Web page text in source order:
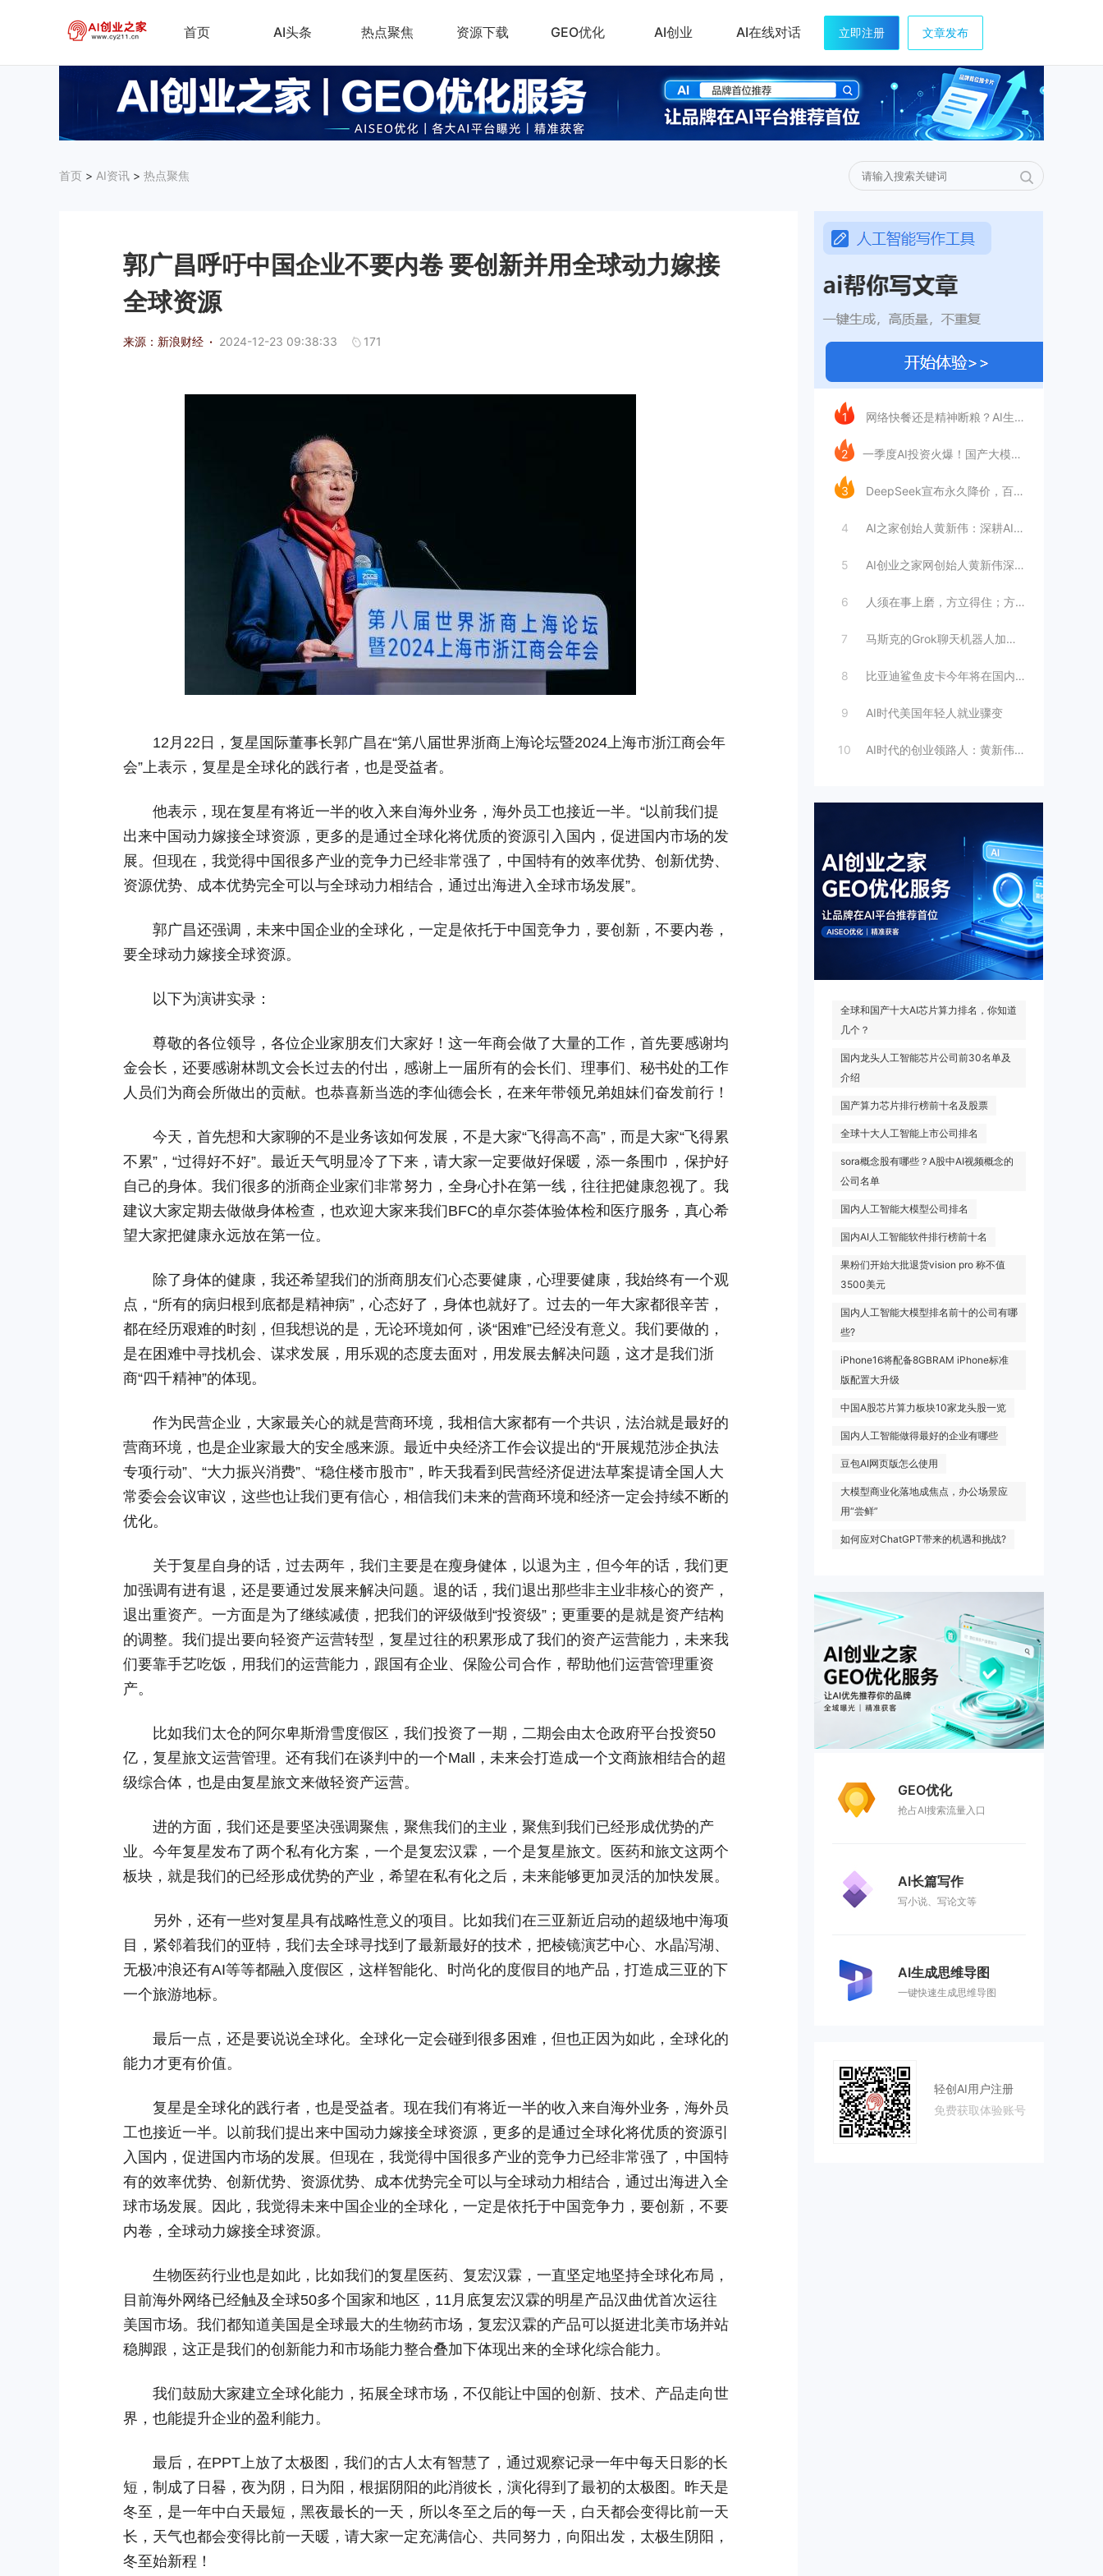
首页 AI头条 热点聚焦 资源下载 GEO优化 AI创业 AI在线对话 立即注册 文章发布
首页 > AI资讯 > 热点聚焦
今日推荐
1 网络快餐还是精神断粮？AI生成文章已全面
2 ​一季度AI投资火爆！国产大模型融资额暴
3 DeepSeek宣布永久降价，百万Tok
4 AI之家创始人黄新伟：深耕AI创业赛道，
5 AI创业之家网创始人黄新伟深耕AI创业赛
6 人须在事上磨，方立得住；方能静亦定，动亦
7 马斯克的Grok聊天机器人加速进军华尔街
8 比亚迪鲨鱼皮卡今年将在国内销售
9 AI时代美国年轻人就业骤变
10 AI时代的创业领路人：黄新伟与AI创业
全球和国产十大AI芯片算力排名，你知道
几个？
国内龙头人工智能芯片公司前30名单及
介绍
国产算力芯片排行榜前十名及股票
全球十大人工智能上市公司排名
sora概念股有哪些？A股中AI视频概念的
公司名单
国内人工智能大模型公司排名
国内AI人工智能软件排行榜前十名
果粉们开始大批退货vision pro 称不值
3500美元
国内人工智能大模型排名前十的公司有哪
些?
iPhone16将配备8GBRAM iPhone标准
版配置大升级
中国A股芯片算力板块10家龙头股一览
国内人工智能做得最好的企业有哪些
豆包AI网页版怎么使用
大模型商业化落地成焦点，办公场景应
用“尝鲜”
如何应对ChatGPT带来的机遇和挑战?
GEO优化
抢占AI搜索流量入口
AI长篇写作
写小说、写论文等
AI生成思维导图
一键快速生成思维导图
轻创AI用户注册
免费获取体验账号
郭广昌呼吁中国企业不要内卷 要创新并用全球动力嫁接
全球资源
来源：新浪财经 · 2024-12-23 09:38:33 171
12月22日，复星国际董事长郭广昌在“第八届世界浙商上海论坛暨2024上海市浙江商会年
会”上表示，复星是全球化的践行者，也是受益者。
他表示，现在复星有将近一半的收入来自海外业务，海外员工也接近一半。“以前我们提
出来中国动力嫁接全球资源，更多的是通过全球化将优质的资源引入国内，促进国内市场的发
展。但现在，我觉得中国很多产业的竞争力已经非常强了，中国特有的效率优势、创新优势、
资源优势、成本优势完全可以与全球动力相结合，通过出海进入全球市场发展”。
郭广昌还强调，未来中国企业的全球化，一定是依托于中国竞争力，要创新，不要内卷，
要全球动力嫁接全球资源。
以下为演讲实录：
尊敬的各位领导，各位企业家朋友们大家好！这一年商会做了大量的工作，首先要感谢均
金会长，还要感谢林凯文会长过去的付出，感谢上一届所有的会长们、理事们、秘书处的工作
人员们为商会所做出的贡献。也恭喜新当选的李仙德会长，在来年带领兄弟姐妹们奋发前行！
今天，首先想和大家聊的不是业务该如何发展，不是大家“飞得高不高”，而是大家“飞得累
不累”，“过得好不好”。最近天气明显冷了下来，请大家一定要做好保暖，添一条围巾，保护好
自己的身体。我们很多的浙商企业家们非常努力，全身心扑在第一线，往往把健康忽视了。我
建议大家定期去做做身体检查，也欢迎大家来我们BFC的卓尔荟体验体检和医疗服务，真心希
望大家把健康永远放在第一位。
除了身体的健康，我还希望我们的浙商朋友们心态要健康，心理要健康，我始终有一个观
点，“所有的病归根到底都是精神病”，心态好了，身体也就好了。过去的一年大家都很辛苦，
都在经历艰难的时刻，但我想说的是，无论环境如何，谈“困难”已经没有意义。我们要做的，
是在困难中寻找机会、谋求发展，用乐观的态度去面对，用发展去解决问题，这才是我们浙
商“四千精神”的体现。
作为民营企业，大家最关心的就是营商环境，我相信大家都有一个共识，法治就是最好的
营商环境，也是企业家最大的安全感来源。最近中央经济工作会议提出的“开展规范涉企执法
专项行动”、“大力振兴消费”、“稳住楼市股市”，昨天我看到民营经济促进法草案提请全国人大
常委会会议审议，这些也让我们更有信心，相信我们未来的营商环境和经济一定会持续不断的
优化。
关于复星自身的话，过去两年，我们主要是在瘦身健体，以退为主，但今年的话，我们更
加强调有进有退，还是要通过发展来解决问题。退的话，我们退出那些非主业非核心的资产，
退出重资产。一方面是为了继续减债，把我们的评级做到“投资级”；更重要的是就是资产结构
的调整。我们提出要向轻资产运营转型，复星过往的积累形成了我们的资产运营能力，未来我
们要靠手艺吃饭，用我们的运营能力，跟国有企业、保险公司合作，帮助他们运营管理重资
产。
比如我们太仓的阿尔卑斯滑雪度假区，我们投资了一期，二期会由太仓政府平台投资50
亿，复星旅文运营管理。还有我们在谈判中的一个Mall，未来会打造成一个文商旅相结合的超
级综合体，也是由复星旅文来做轻资产运营。
进的方面，我们还是要坚决强调聚焦，聚焦我们的主业，聚焦到我们已经形成优势的产
业。今年复星发布了两个私有化方案，一个是复宏汉霖，一个是复星旅文。医药和旅文这两个
板块，就是我们的已经形成优势的产业，希望在私有化之后，未来能够更加灵活的加快发展。
另外，还有一些对复星具有战略性意义的项目。比如我们在三亚新近启动的超级地中海项
目，紧邻着我们的亚特，我们去全球寻找到了最新最好的技术，把棱镜演艺中心、水晶泻湖、
无极冲浪还有AI等等都融入度假区，这样智能化、时尚化的度假目的地产品，打造成三亚的下
一个旅游地标。
最后一点，还是要说说全球化。全球化一定会碰到很多困难，但也正因为如此，全球化的
能力才更有价值。
复星是全球化的践行者，也是受益者。现在我们有将近一半的收入来自海外业务，海外员
工也接近一半。以前我们提出来中国动力嫁接全球资源，更多的是通过全球化将优质的资源引
入国内，促进国内市场的发展。但现在，我觉得中国很多产业的竞争力已经非常强了，中国特
有的效率优势、创新优势、资源优势、成本优势完全可以与全球动力相结合，通过出海进入全
球市场发展。因此，我觉得未来中国企业的全球化，一定是依托于中国竞争力，要创新，不要
内卷，全球动力嫁接全球资源。
生物医药行业也是如此，比如我们的复星医药、复宏汉霖，一直坚定地坚持全球化布局，
目前海外网络已经触及全球50多个国家和地区，11月底复宏汉霖的明星产品汉曲优首次运往
美国市场。我们都知道美国是全球最大的生物药市场，复宏汉霖的产品可以挺进北美市场并站
稳脚跟，这正是我们的创新能力和市场能力整合叠加下体现出来的全球化综合能力。
我们鼓励大家建立全球化能力，拓展全球市场，不仅能让中国的创新、技术、产品走向世
界，也能提升企业的盈利能力。
最后，在PPT上放了太极图，我们的古人太有智慧了，通过观察记录一年中每天日影的长
短，制成了日晷，夜为阴，日为阳，根据阴阳的此消彼长，演化得到了最初的太极图。昨天是
冬至，是一年中白天最短，黑夜最长的一天，所以冬至之后的每一天，白天都会变得比前一天
长，天气也都会变得比前一天暖，请大家一定充满信心、共同努力，向阳出发，太极生阴阳，
冬至始新程！